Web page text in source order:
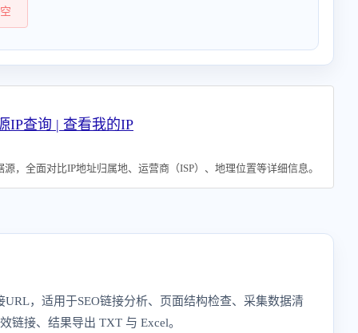
IP查询 | 查看我的IP
，全面对比IP地址归属地、运营商（ISP）、地理位置等详细信息。
，适用于SEO链接分析、页面结构检查、采集数据清
链接、结果导出 TXT 与 Excel。